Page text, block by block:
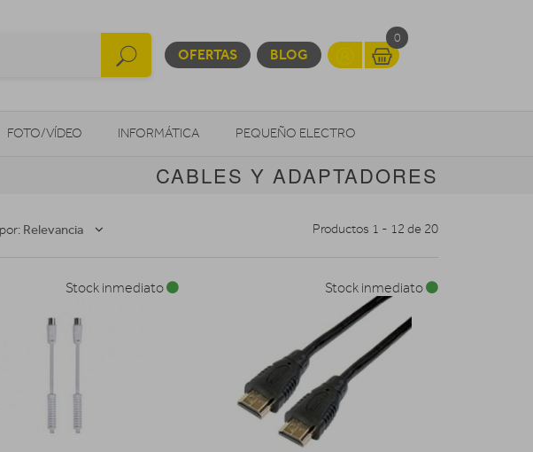
OFERTAS BLOG
0
FOTO/VÍDEO INFORMÁTICA PEQUEÑO ELECTRO
OTROS
CABLES Y ADAPTADORES
Relevancia Productos 1 - 12 de 20
Stock inmediato Stock inmediato